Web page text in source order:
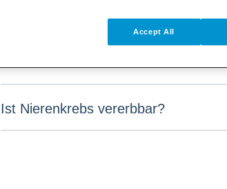
wie stelle ich das fest?
Ist Nierenkrebs vererbbar?
Accept All